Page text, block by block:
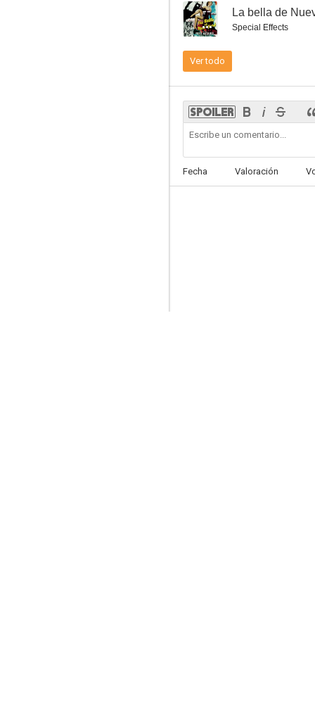
--
--
-- La bella de
Special Effects
Ver todo
Fecha Valoración